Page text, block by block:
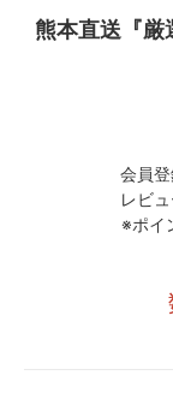
熊本直送『厳
会員
レビ
※ポイ